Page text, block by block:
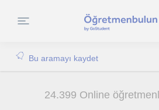
Bu aramayı kaydet
24.399 Online